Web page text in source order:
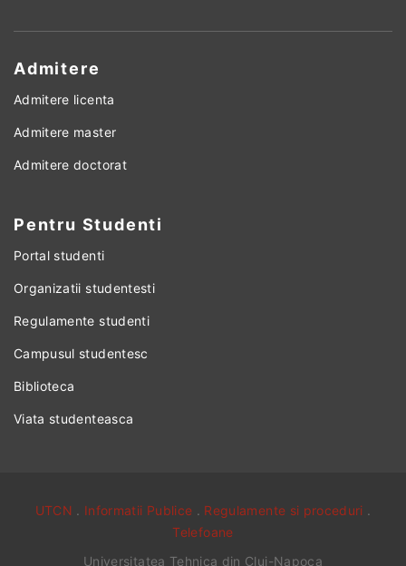
Admitere
Admitere licenta
Admitere master
Admitere doctorat
Pentru Studenti
Portal studenti
Organizatii studentesti
Regulamente studenti
Campusul studentesc
Biblioteca
Viata studenteasca
UTCN . Informatii Publice . Regulamente si proceduri .
Telefoane
Universitatea Tehnica din Cluj-Napoca